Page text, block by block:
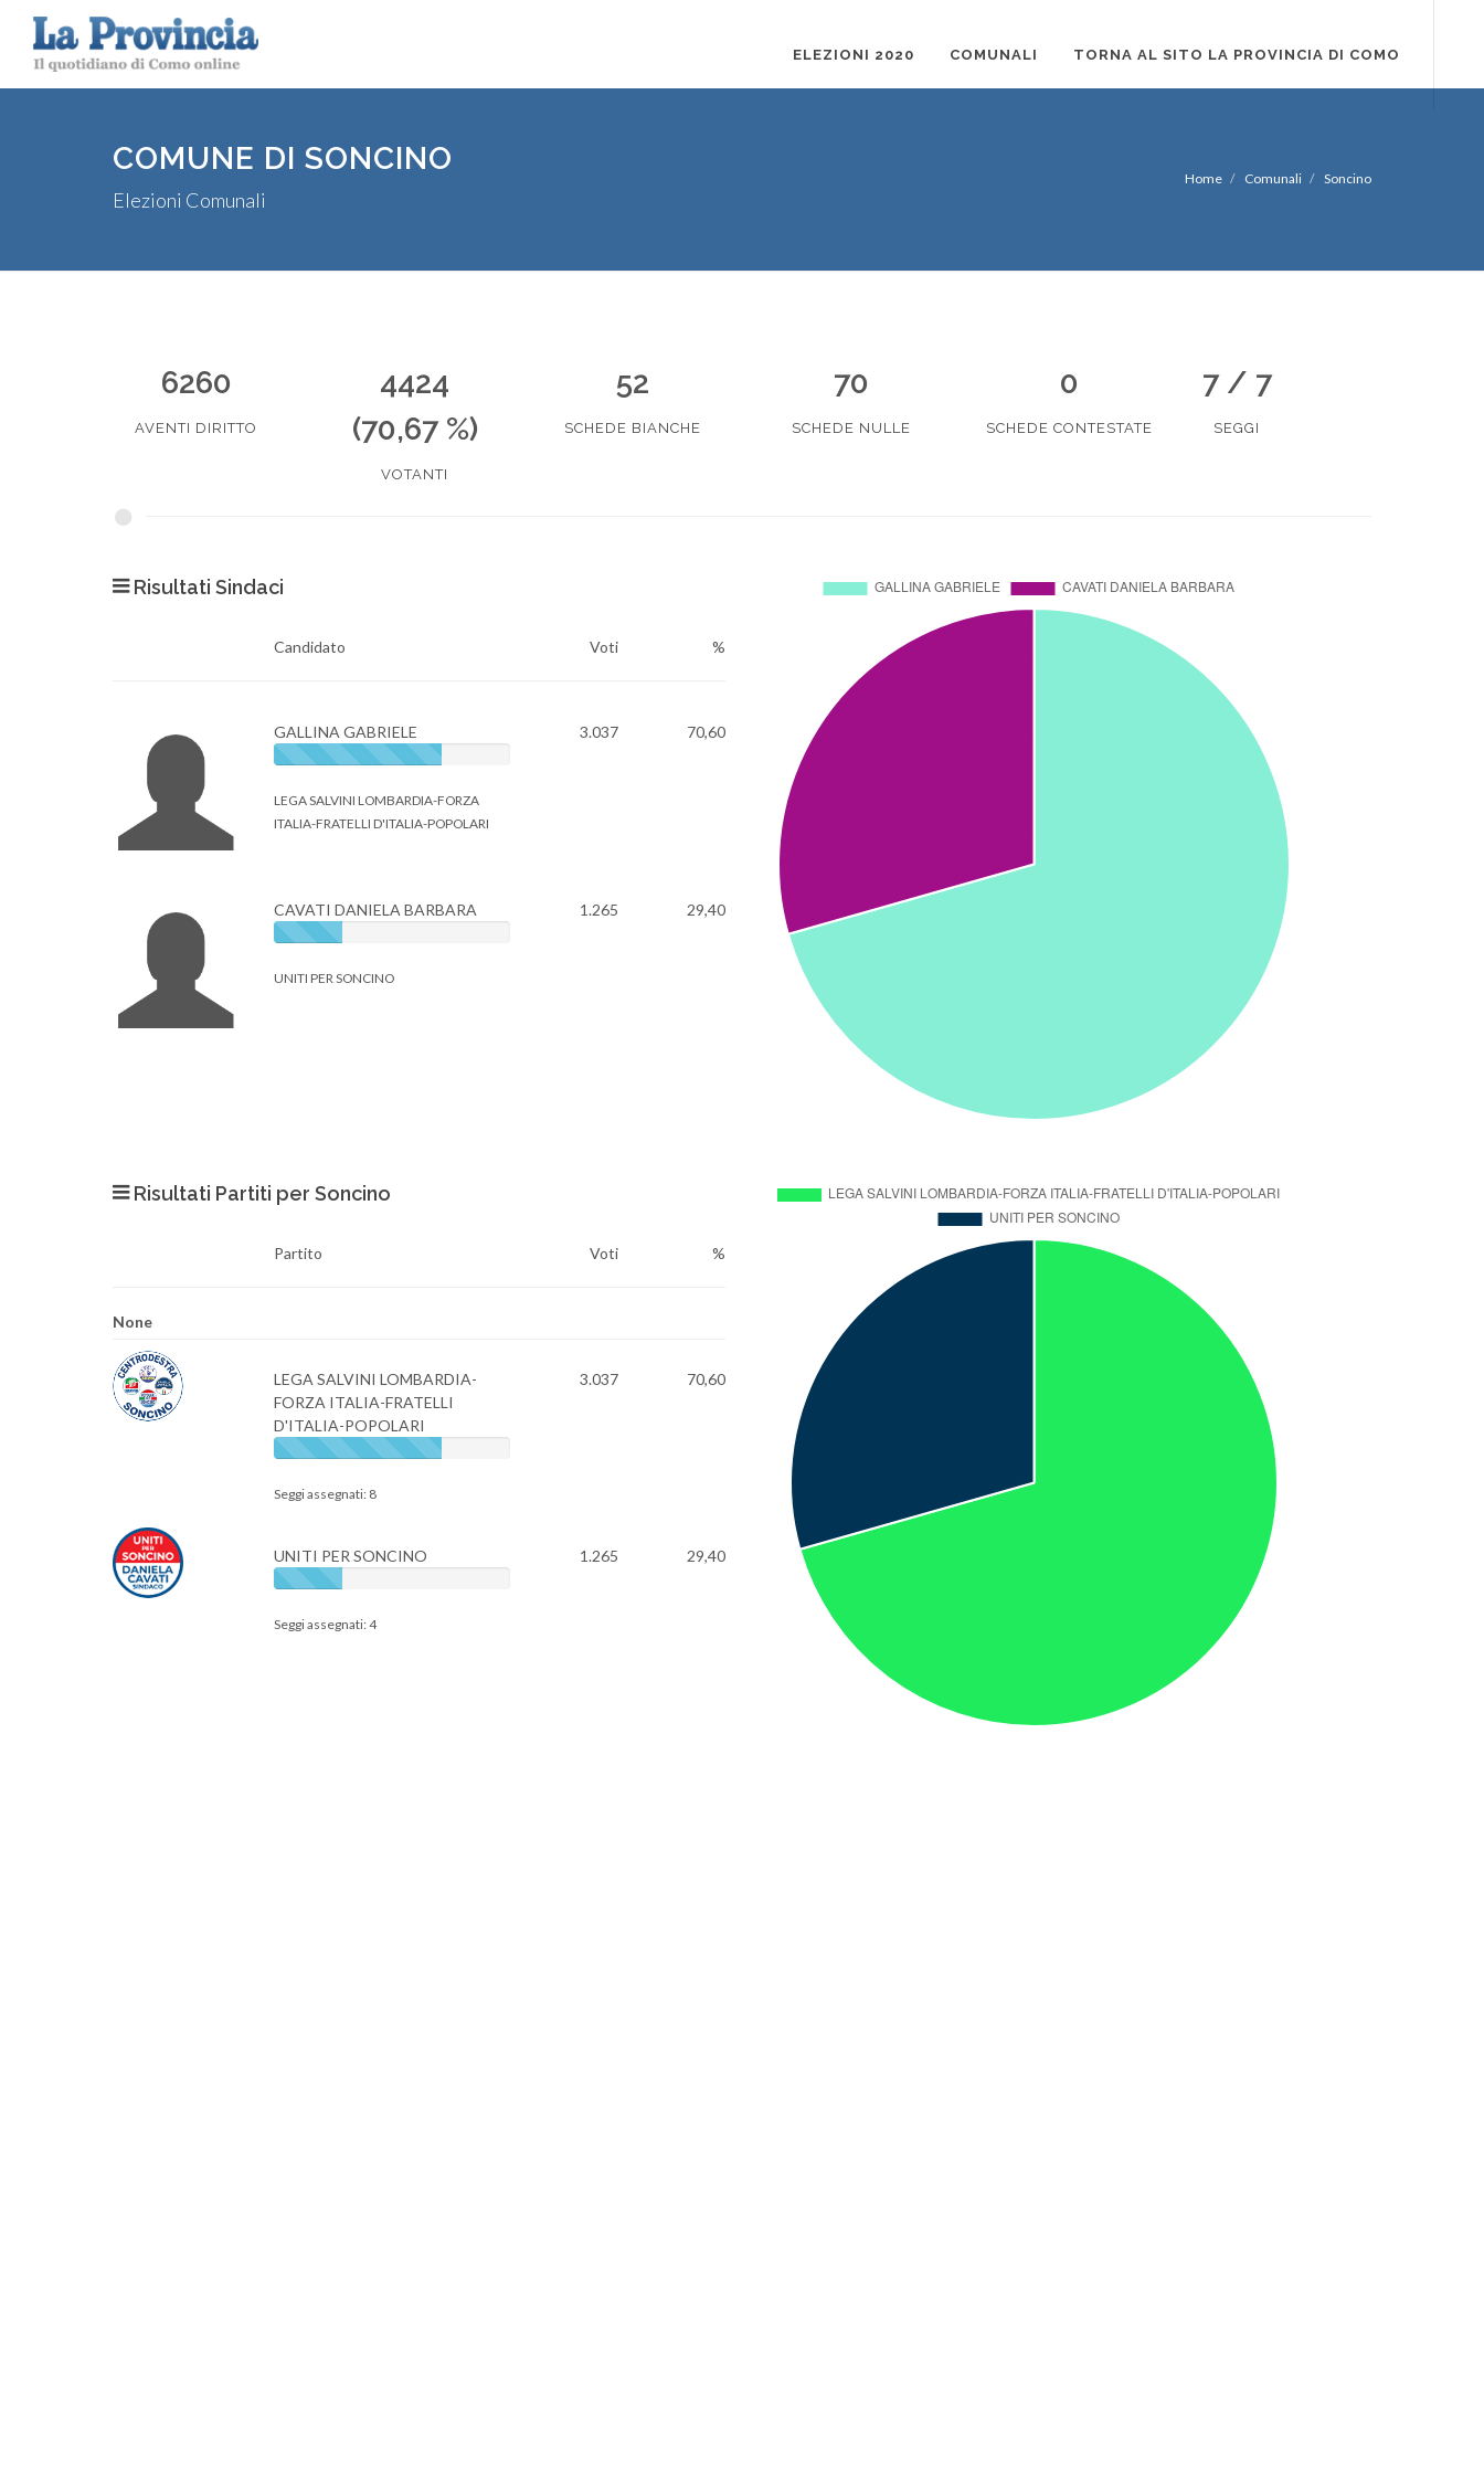
ELEZIONI 2020 COMUNALI TORNA AL SITO LA PROVINCIA DI COMO
COMUNE DI SONCINO
Elezioni Comunali
Home Comunali Soncino
6260
AVENTI DIRITTO
4424
(70,67 %)
VOTANTI
52
SCHEDE BIANCHE
70
SCHEDE NULLE
0
SCHEDE CONTESTATE
7 / 7
SEGGI
Risultati Sindaci
Candidato Voti %
GALLINA GABRIELE
LEGA SALVINI LOMBARDIA-FORZA
ITALIA-FRATELLI D'ITALIA-POPOLARI
3.037 70,60
CAVATI DANIELA BARBARA
UNITI PER SONCINO
1.265 29,40
Risultati Partiti per Soncino
Partito Voti %
None
LEGA SALVINI LOMBARDIA-
FORZA ITALIA-FRATELLI
D'ITALIA-POPOLARI
Seggi assegnati: 8
3.037 70,60
UNITI PER SONCINO
Seggi assegnati: 4
1.265 29,40